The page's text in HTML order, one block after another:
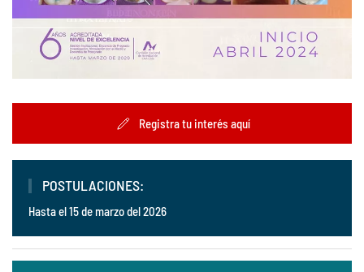
Registra tu interés aquí
POSTULACIONES:
Hasta el 15 de marzo del 2026